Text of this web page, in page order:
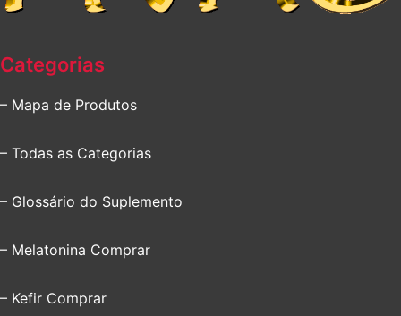
Categorias
– Mapa de Produtos
– Todas as Categorias
– Glossário do Suplemento
– Melatonina Comprar
– Kefir Comprar